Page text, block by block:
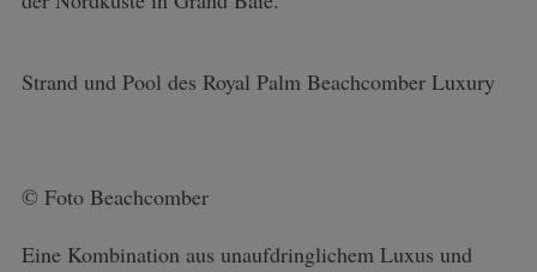
Strand und Pool des Royal Palm Beachcomber Luxury
© Foto Beachcomber
Eine Kombination aus unaufdringlichem Luxus und